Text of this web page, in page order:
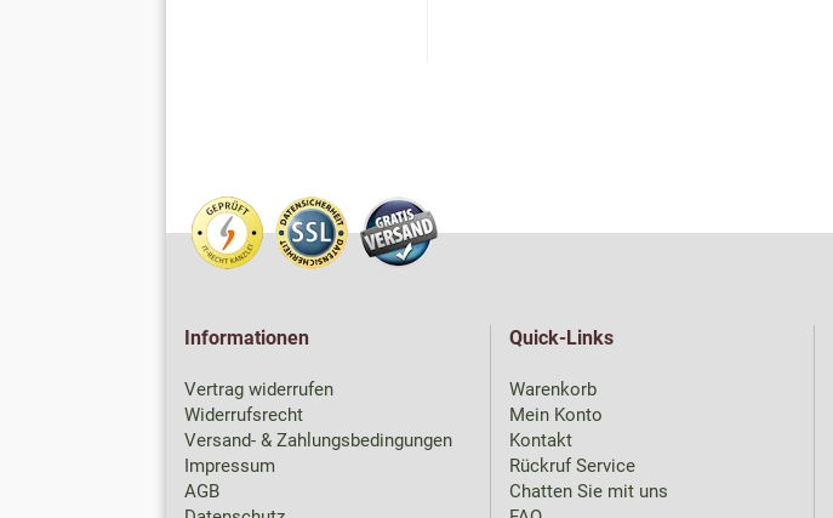
Informationen
Vertrag widerrufen
Widerrufsrecht
Versand- & Zahlungsbedingungen
Impressum
AGB
Quick-Links
Warenkorb
Mein Konto
Kontakt
Rückruf Service
Chatten Sie mit uns